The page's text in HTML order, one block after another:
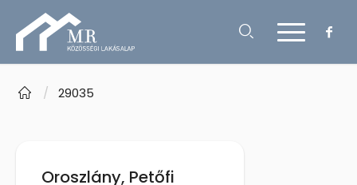
/ 29035
Oroszlány, Petőfi